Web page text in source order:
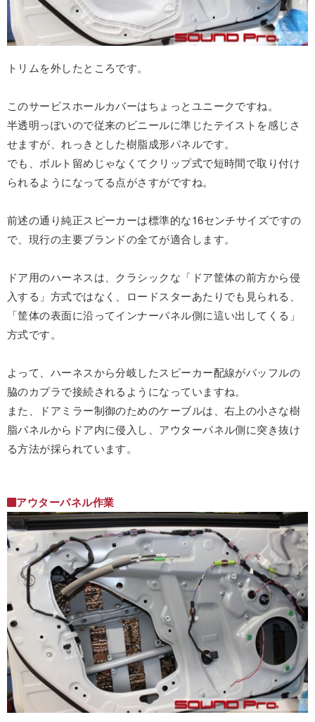
トリムを外したところです。
このサービスホールカバーはちょっとユニークですね。
半透明っぽいので従来のビニールに準じたテイストを感じさ
せますが、れっきとした樹脂成形パネルです。
でも、ボルト留めじゃなくてクリップ式で短時間で取り付け
られるようになってる点がさすがですね。
前述の通り純正スピーカーは標準的な16センチサイズですの
で、現行の主要ブランドの全てが適合します。
ドア用のハーネスは、クラシックな「ドア筐体の前方から侵
入する」方式ではなく、ロードスターあたりでも見られる、
「筐体の表面に沿ってインナーパネル側に這い出してくる」
方式です。
よって、ハーネスから分岐したスピーカー配線がバッフルの
脇のカプラで接続されるようになっていますね。
また、ドアミラー制御のためのケーブルは、右上の小さな樹
脂パネルからドア内に侵入し、アウターパネル側に突き抜け
る方法が採られています。
アウターパネル作業